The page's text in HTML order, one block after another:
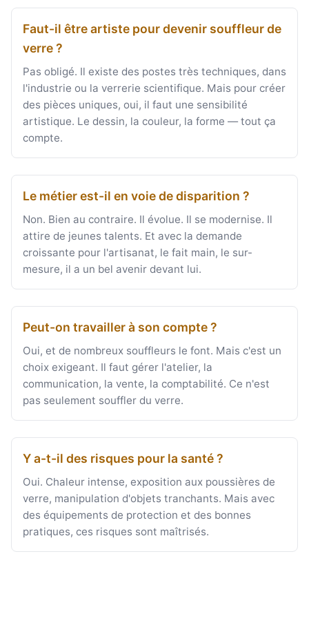
Faut-il être artiste pour devenir souffleur de
verre ?
Pas obligé. Il existe des postes très techniques, dans
l'industrie ou la verrerie scientifique. Mais pour créer
des pièces uniques, oui, il faut une sensibilité
artistique. Le dessin, la couleur, la forme — tout ça
compte.
Le métier est-il en voie de disparition ?
Non. Bien au contraire. Il évolue. Il se modernise. Il
attire de jeunes talents. Et avec la demande
croissante pour l'artisanat, le fait main, le sur-
mesure, il a un bel avenir devant lui.
Peut-on travailler à son compte ?
Oui, et de nombreux souffleurs le font. Mais c'est un
choix exigeant. Il faut gérer l'atelier, la
communication, la vente, la comptabilité. Ce n'est
pas seulement souffler du verre.
Y a-t-il des risques pour la santé ?
Oui. Chaleur intense, exposition aux poussières de
verre, manipulation d'objets tranchants. Mais avec
des équipements de protection et des bonnes
pratiques, ces risques sont maîtrisés.